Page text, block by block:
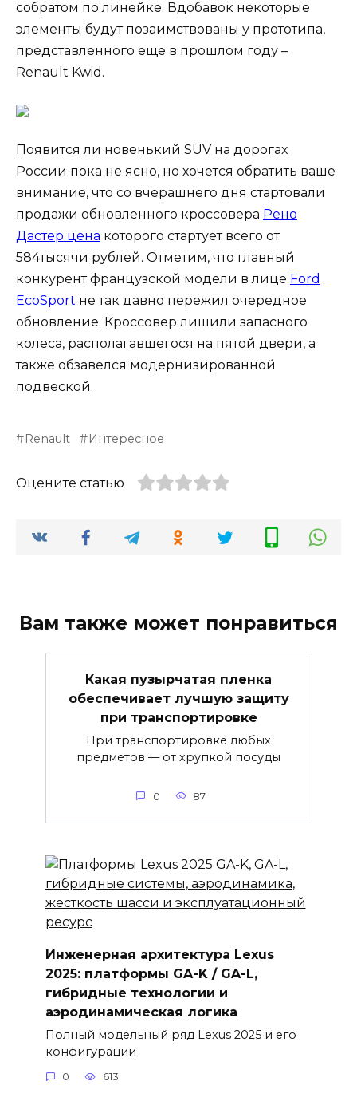
собратом по линейке. Вдобавок некоторые
элементы будут позаимствованы у прототипа,
представленного еще в прошлом году –
Renault Kwid.
Появится ли новенький SUV на дорогах
России пока не ясно, но хочется обратить ваше
внимание, что со вчерашнего дня стартовали
продажи обновленного кроссовера Рено
Дастер цена которого стартует всего от
584тысячи рублей. Отметим, что главный
конкурент французской модели в лице Ford
EcoSport не так давно пережил очередное
обновление. Кроссовер лишили запасного
колеса, располагавшегося на пятой двери, а
также обзавелся модернизированной
подвеской.
Renault Интересное
Оцените статью
Вам также может понравиться
Какая пузырчатая пленка
обеспечивает лучшую защиту
при транспортировке
При транспортировке любых
предметов — от хрупкой посуды
0 87
Инженерная архитектура Lexus
2025: платформы GA-K / GA-L,
гибридные технологии и
аэродинамическая логика
Полный модельный ряд Lexus 2025 и его
конфигурации
0 613